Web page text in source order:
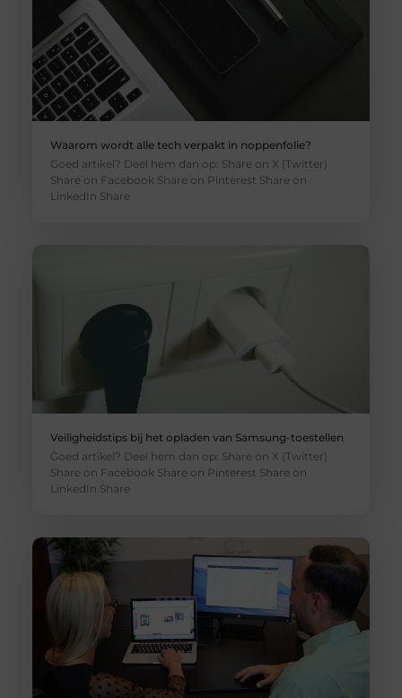
Waarom wordt alle tech verpakt in noppenfolie?
Goed artikel? Deel hem dan op: Share on X (Twitter)
Share on Facebook Share on Pinterest Share on
LinkedIn Share
Veiligheidstips bij het opladen van Samsung-toestellen
Goed artikel? Deel hem dan op: Share on X (Twitter)
Share on Facebook Share on Pinterest Share on
LinkedIn Share